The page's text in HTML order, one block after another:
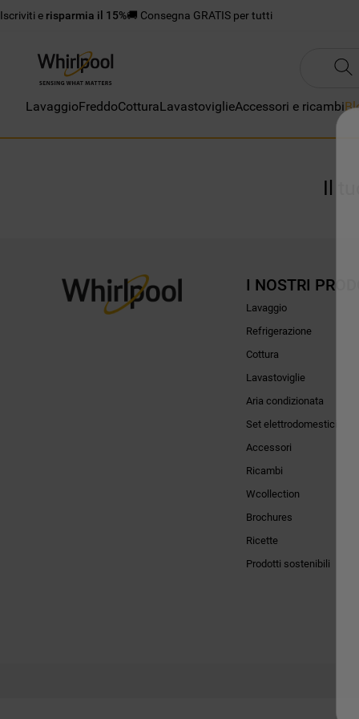
Iscriviti e risparmia il 15%🚚 Consegna GRATIS per tutti
LavaggioFreddoCotturaLavastoviglieAccessori e ricambi
Il
I NOSTRI
Lavaggio
Refrigerazione
Cottura
Lavastoviglie
Aria condizionata
Set elettrodomestici
Accessori
Ricambi
Wcollection
Brochures
Ricette
Prodotti sostenibili